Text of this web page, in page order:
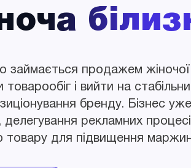
займається продажем жіночої
товарообіг і вийти на
бренду. Бізнес
делегування рекламних
товару для підвищення